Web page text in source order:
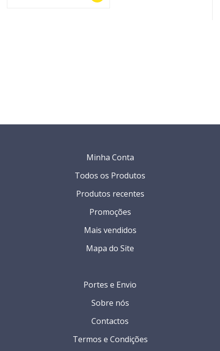
Portes e Envio
Sobre nós
Contactos
Termos e Condições
Minha Conta
Todos os Produtos
Produtos recentes
Promoções
Mais vendidos
Mapa do Site